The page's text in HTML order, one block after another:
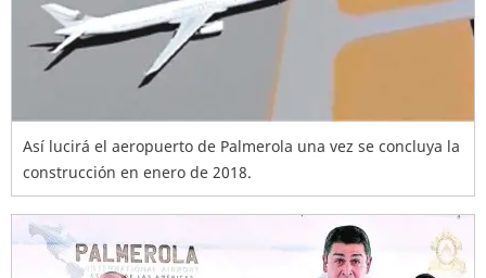
Así lucirá el aeropuerto de Palmerola una vez se concluya la
construcción en enero de 2018.